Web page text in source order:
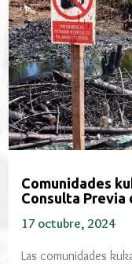
Comunidades
Consulta Previa
17 octubre, 2024
Las comunidades